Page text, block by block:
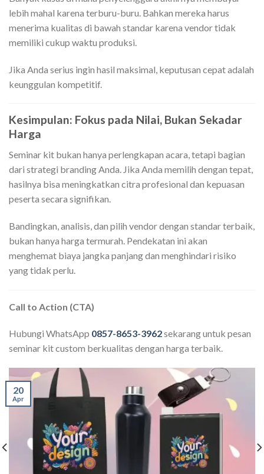
lebih mahal karena terburu-buru. Bahkan mereka harus
menerima kualitas di bawah standar karena vendor tidak
memiliki cukup waktu produksi.
Jika Anda serius ingin hasil maksimal, keputusan cepat adalah
keunggulan kompetitif.
Kesimpulan: Fokus pada Nilai, Bukan Sekadar
Harga
Seminar kit bukan hanya perlengkapan acara, tetapi bagian
dari strategi branding Anda. Jika Anda memilih dengan tepat,
hasilnya bisa meningkatkan citra profesional dan kepuasan
peserta secara signifikan.
Bandingkan, analisis, dan pilih vendor dengan standar terbaik,
bukan hanya harga termurah. Pendekatan ini akan
menghemat biaya jangka panjang dan menghindari risiko
yang tidak perlu.
Call to Action (CTA)
Hubungi WhatsApp 0857-8653-3962sekarang untuk pesan
seminar kit custom berkualitas dengan harga terbaik.
20
Apr